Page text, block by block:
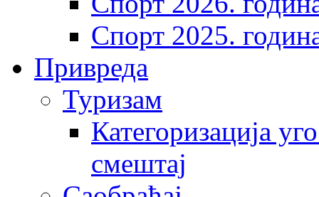
Спорт 2025.
Привреда
Туризам
Категоризација
смештај